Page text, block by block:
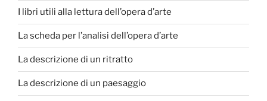
I libri utili alla lettura dell’opera d’arte
La scheda per l’analisi dell’opera d’arte
La descrizione di un ritratto
La descrizione di un paesaggio